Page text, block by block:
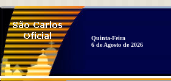
Quinta-Feira
6 de Agosto de 2026